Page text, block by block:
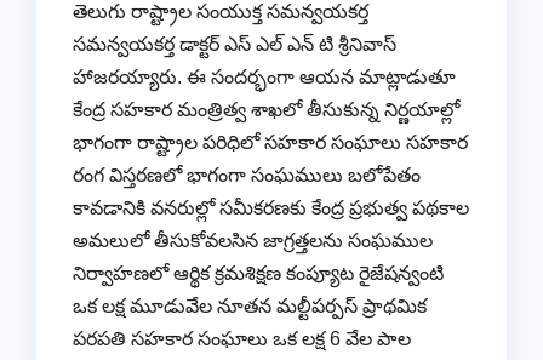
తెలుగు రాష్ట్రాల సంయుక్త సమన్వయకర్త
సమన్వయకర్త డాక్టర్ ఎస్ ఎల్ ఎన్ టి శ్రీనివాస్
హాజరయ్యారు. ఈ సందర్భంగా ఆయన మాట్లాడుతూ
కేంద్ర సహకార మంత్రిత్వ శాఖలో తీసుకున్న నిర్ణయాల్లో
భాగంగా రాష్ట్రాల పరిధిలో సహకార సంఘాలు సహకార
రంగ విస్తరణలో భాగంగా సంఘములు బలోపేతం
కావడానికి వనరుల్లో సమీకరణకు కేంద్ర ప్రభుత్వ పథకాల
అమలులో తీసుకోవలసిన జాగ్రత్తలను సంఘముల
నిర్వాహణలో ఆర్థిక క్రమశిక్షణ కంప్యూట రైజేషన్వంటి
ఒక లక్ష మూడువేల నూతన మల్టీపర్పస్ ప్రాథమిక
పరపతి సహకార సంఘాలు ఒక లక్ష 6 వేల పాల